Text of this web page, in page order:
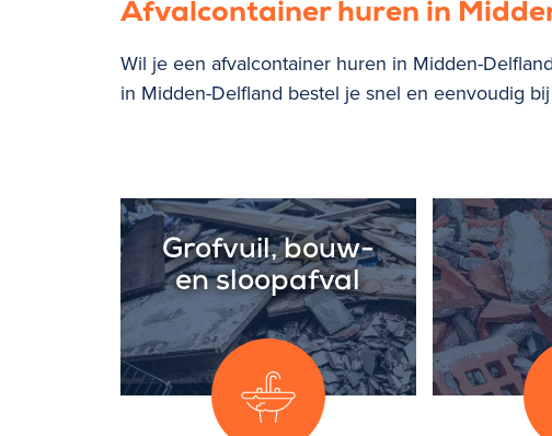
Afvalcontainer huren in
Wil je een afvalcontainer huren in Midden-
in Midden-Delfland bestel je snel en eenvoudig
Grofvuil, bouw-
en sloopafval